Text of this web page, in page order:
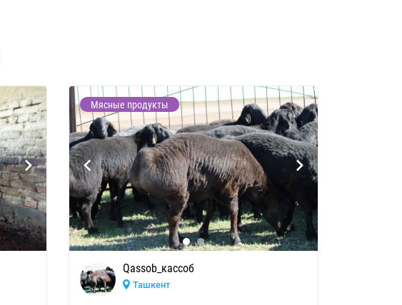
Мясные продукты
Qassob_кассоб
Ташкент